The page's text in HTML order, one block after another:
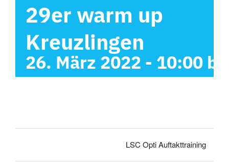
29er warm up
Kreuzlingen
26. März 2022 - 10:00
LSC Opti Auftakttraining